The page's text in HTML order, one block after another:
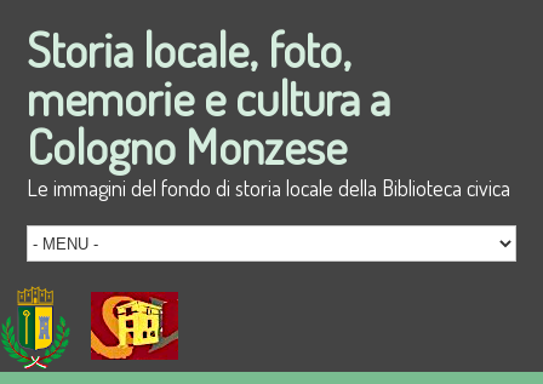
Storia locale, foto,
memorie e cultura a
Cologno Monzese
Le immagini del fondo di storia locale della Biblioteca civica